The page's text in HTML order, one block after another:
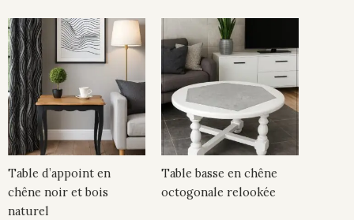
Table d’appoint en
chêne noir et bois
naturel
Table basse en chêne
octogonale relookée